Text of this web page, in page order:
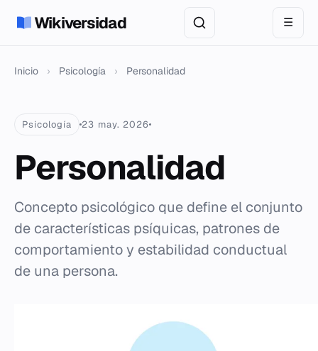
Wikiversidad ☰
Inicio › Psicología › Personalidad
Psicología 23 may. 2026
Personalidad
Concepto psicológico que define el conjunto
de características psíquicas, patrones de
comportamiento y estabilidad conductual
de una persona.